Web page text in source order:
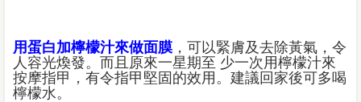
用蛋白加檸檬汁來做面膜 ，可以緊膚及去除黃氣，令
人容光煥發。而且原來一星期至 少一次用檸檬汁來
按摩指甲，有令指甲堅固的效用。建議回家後可多喝
檸檬水。